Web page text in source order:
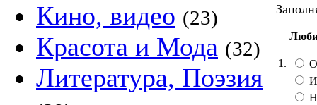
Кино, видео (23)
Красота и Мода (32)
Литература, Поэзия 1.